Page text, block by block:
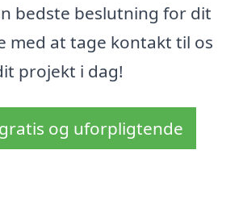
bedste beslutning for dit
med at tage kontakt til os
projekt i dag!
og uforpligtende